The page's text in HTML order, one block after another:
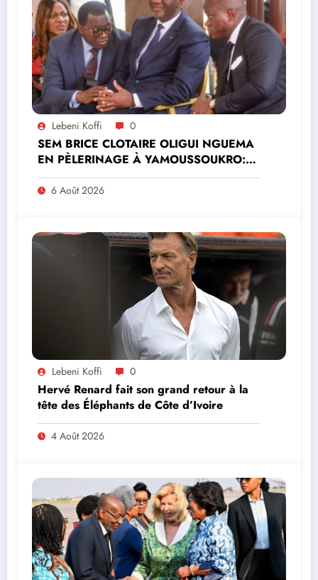
Lebeni Koffi 0
SEM BRICE CLOTAIRE OLIGUI NGUEMA
EN PÈLERINAGE À YAMOUSSOUKRO:LE
MINISTRE PAULIN CLAUDE DANHO
PREND PART À LA CÉRÉMONIE
6 Août 2026
Lebeni Koffi 0
Hervé Renard fait son grand retour à la
tête des Éléphants de Côte d’Ivoire
4 Août 2026